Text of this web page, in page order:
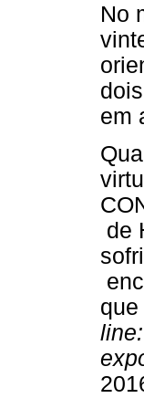
No
em
de